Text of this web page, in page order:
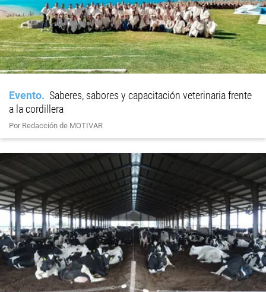
Evento
Saberes, sabores y capacitación veterinaria frente
a la cordillera
Por Redacción de MOTIVAR